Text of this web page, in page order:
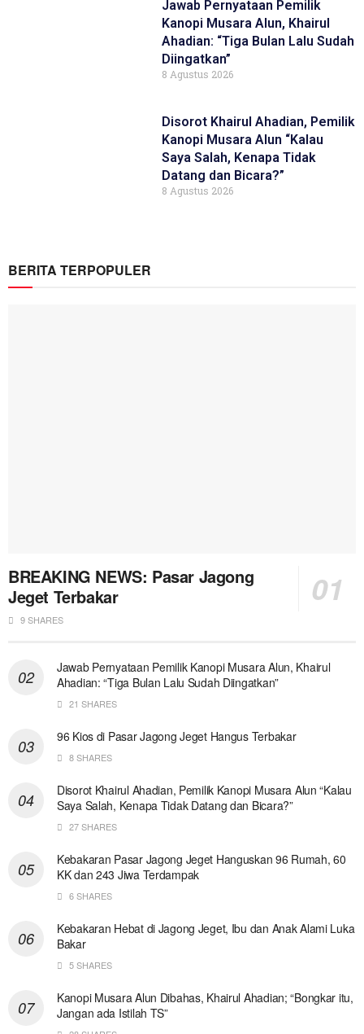
Jawab Pernyataan Pemilik
Kanopi Musara Alun, Khairul
Ahadian: “Tiga Bulan Lalu Sudah
Diingatkan”
8 Agustus 2026
Disorot Khairul Ahadian, Pemilik
Kanopi Musara Alun “Kalau
Saya Salah, Kenapa Tidak
Datang dan Bicara?”
8 Agustus 2026
BERITA TERPOPULER
BREAKING NEWS: Pasar Jagong
Jeget Terbakar
9 SHARES
Jawab Pernyataan Pemilik Kanopi Musara Alun, Khairul
Ahadian: “Tiga Bulan Lalu Sudah Diingatkan”
21 SHARES
96 Kios di Pasar Jagong Jeget Hangus Terbakar
8 SHARES
Disorot Khairul Ahadian, Pemilik Kanopi Musara Alun “Kalau
Saya Salah, Kenapa Tidak Datang dan Bicara?”
27 SHARES
Kebakaran Pasar Jagong Jeget Hanguskan 96 Rumah, 60
KK dan 243 Jiwa Terdampak
6 SHARES
Kebakaran Hebat di Jagong Jeget, Ibu dan Anak Alami Luka
Bakar
5 SHARES
Kanopi Musara Alun Dibahas, Khairul Ahadian; “Bongkar itu,
Jangan ada Istilah TS”